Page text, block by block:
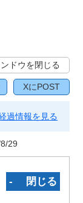
ドウを閉じる
XにPOST
過情報を見る
29
‐ 閉じる